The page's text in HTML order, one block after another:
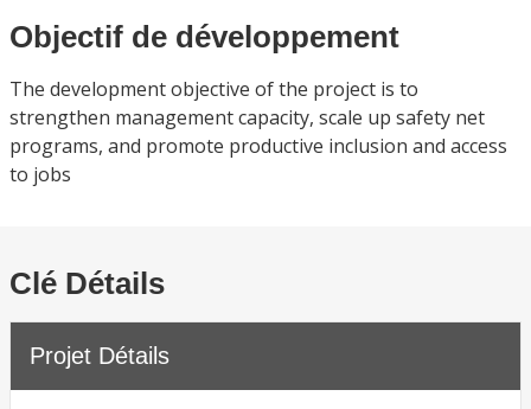
Objectif de développement
The development objective of the project is to
strengthen management capacity, scale up safety net
programs, and promote productive inclusion and access
to jobs
Clé Détails
Projet Détails